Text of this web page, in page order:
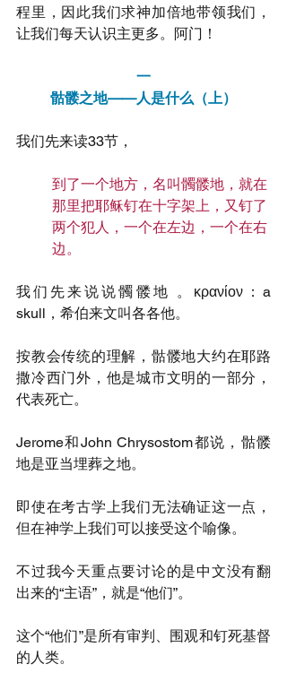
程里，因此我们求神加倍地带领我们，
让我们每天认识主更多。阿门！
一
骷髅之地——人是什么（上）
我们先来读33节，
到了一个地方，名叫髑髅地，就在
那里把耶稣钉在十字架上，又钉了
两个犯人，一个在左边，一个在右
边。
我们先来说说髑髅地 。κρανίον：a
skull，希伯来文叫各各他。
按教会传统的理解，骷髅地大约在耶路
撒冷西门外，他是城市文明的一部分，
代表死亡。
Jerome和John Chrysostom都说，骷髅
地是亚当埋葬之地。
即使在考古学上我们无法确证这一点，
但在神学上我们可以接受这个喻像。
不过我今天重点要讨论的是中文没有翻
出来的“主语”，就是“他们”。
这个“他们”是所有审判、围观和钉死基督
的人类。